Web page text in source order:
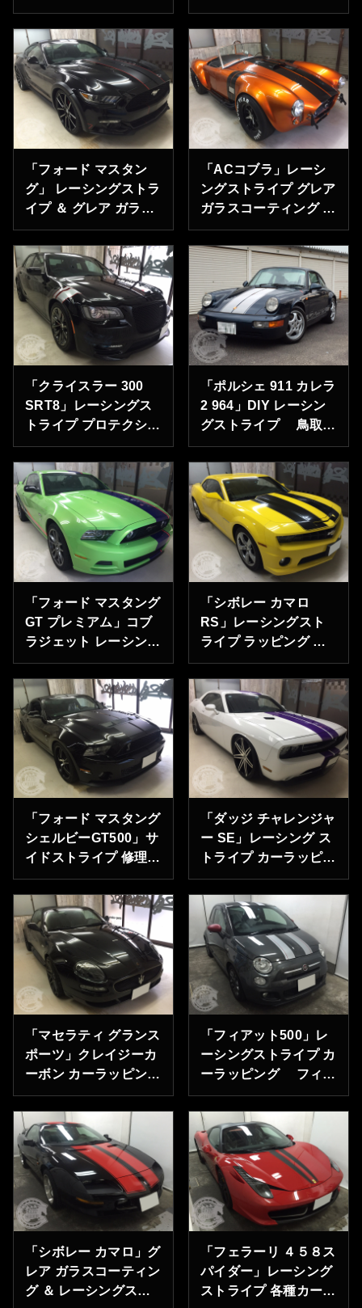
東京都町田市のＹ様あ
りがとうございます。
ーティング 東京都江
東区のＨ様ありがとう
ございます。
「フォード マスタン
グ」 レーシングストラ
イプ ＆ グレア ガラス
コーティング 東京都
江東区のＭ様ありがと
うございます。
「ACコブラ」レーシ
ングストライプ グレア
ガラスコーティング
神奈川県横浜市のY様
ありがとうございま
す。
「クライスラー 300
SRT8」レーシングス
トライプ プロテクショ
ンフィルム 東京都中
央区のK様ありがとう
ございます。
「ポルシェ 911 カレラ
2 964」DIY レーシン
グストライプ 鳥取県
鳥取市のＴ様ありがと
うございます。
「フォード マスタング
GT プレミアム」コブ
ラジェット レーシング
ストライプ 神奈川県
横須賀市のＳ様ありが
とうございます。
「シボレー カマロ
RS」レーシングスト
ライプ ラッピング
東京都港区のT様あり
がとうございます。
「フォード マスタング
シェルビーGT500」サ
イドストライプ 修理
東京都江戸川区のM
様ありがとうございま
す。
「ダッジ チャレンジャ
ー SE」レーシング ス
トライプ カーラッピン
グ 埼玉県さいたま市
にお住いのＨ様ありが
とうございます。
「マセラティ グランス
ポーツ」クレイジーカ
ーボン カーラッピング
埼玉県川越市のF様
ありがとうございま
す。
「フィアット500」レ
ーシングストライプ カ
ーラッピング フィア
ット ディーラー様より
ご依頼承りました。
「シボレー カマロ」グ
レア ガラスコーティン
グ ＆ レーシングスト
「フェラーリ ４５８ス
パイダー」レーシング
ストライプ 各種カーラ